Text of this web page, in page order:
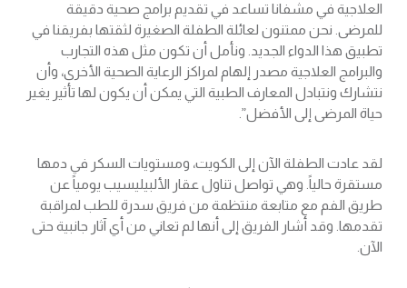
العلاجية في مشفانا تساعد في تقديم برامج صحية دقيقة
للمرضى. نحن ممتنون لعائلة الطفلة الصغيرة لثقتها بفريقنا في
تطبيق هذا الدواء الجديد. ونأمل أن تكون مثل هذه التجارب
والبرامج العلاجية مصدر إلهام لمراكز الرعاية الصحية الأخرى، وأن
نتشارك ونتبادل المعارف الطبية التي يمكن أن يكون لها تأثير يغير
حياة المرضى إلى الأفضل”.
لقد عادت الطفلة الآن إلى الكويت، ومستويات السكر في دمها
مستقرة حالياً. وهي تواصل تناول عقار الألبيليسيب يومياً عن
طريق الفم مع متابعة منتظمة من فريق سدرة للطب لمراقبة
تقدمها. وقد أشار الفريق إلى أنها لم تعاني من أي آثار جانبية حتى
الآن.